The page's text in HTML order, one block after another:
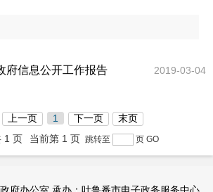
府信息公开工作报告 2019-03-04
上一页 1 下一页
末页
1 页 当前第 1 页 跳转至 页 GO